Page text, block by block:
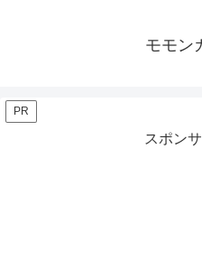
モモン
PR
スポン